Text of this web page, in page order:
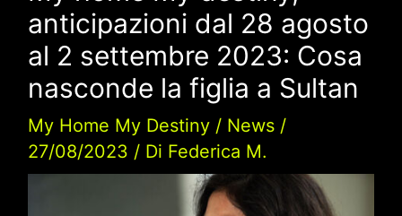
anticipazioni dal 28 agosto
al 2 settembre 2023: Cosa
nasconde la figlia a Sultan
My Home My Destiny/ News/
27/08/2023 / Di Federica M.